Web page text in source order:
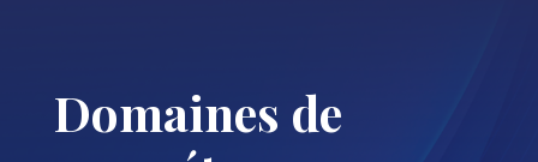
Domaines de